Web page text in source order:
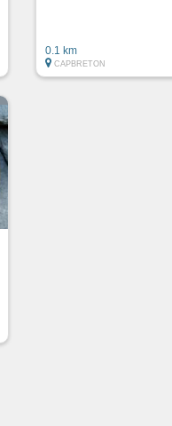
0.1 km
CAPBRETON